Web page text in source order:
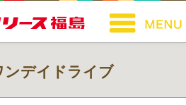
デイドライブ